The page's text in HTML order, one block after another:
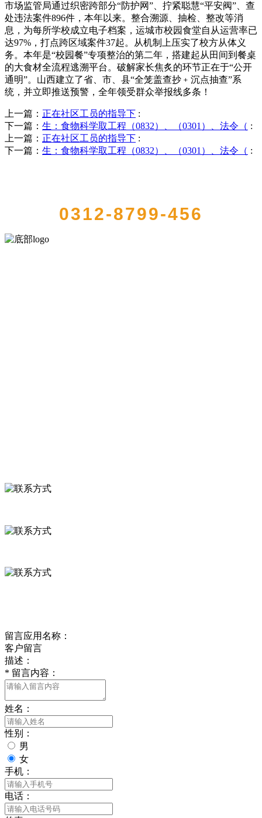
市场监管局通过织密跨部分“防护网”、拧紧聪慧“平安阀”、查
处违法案件896件，本年以来。整合溯源、抽检、整改等消
息，为每所学校成立电子档案，运城市校园食堂自从运营率已
达97%，打点跨区域案件37起。从机制上压实了校方从体义
务。本年是“校园餐”专项整治的第二年，搭建起从田间到餐桌
的大食材全流程逃溯平台。破解家长焦炙的环节正在于“公开
通明”。山西建立了省、市、县“全笼盖查抄﹢沉点抽查”系
统，并立即推送预警，全年领受群众举报线多条！
上一篇： 正在社区工员的指导下 :
下一篇： 生：食物科学取工程（0832）、（0301）、法令（ :
上一篇： 正在社区工员的指导下 :
下一篇： 生：食物科学取工程（0832）、（0301）、法令（ :
0312-8799-456
留言应用名称：
客户留言
描述：
* 留言内容：
姓名：
性别：
男
女
手机：
电话：